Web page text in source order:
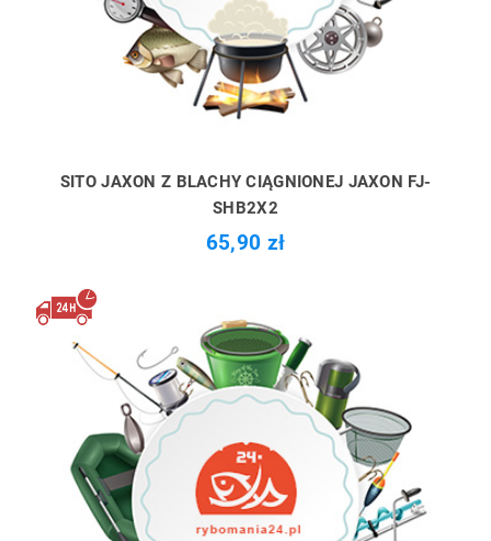
SITO JAXON Z BLACHY CIĄGNIONEJ JAXON FJ-
SHB2X2
65,90 zł